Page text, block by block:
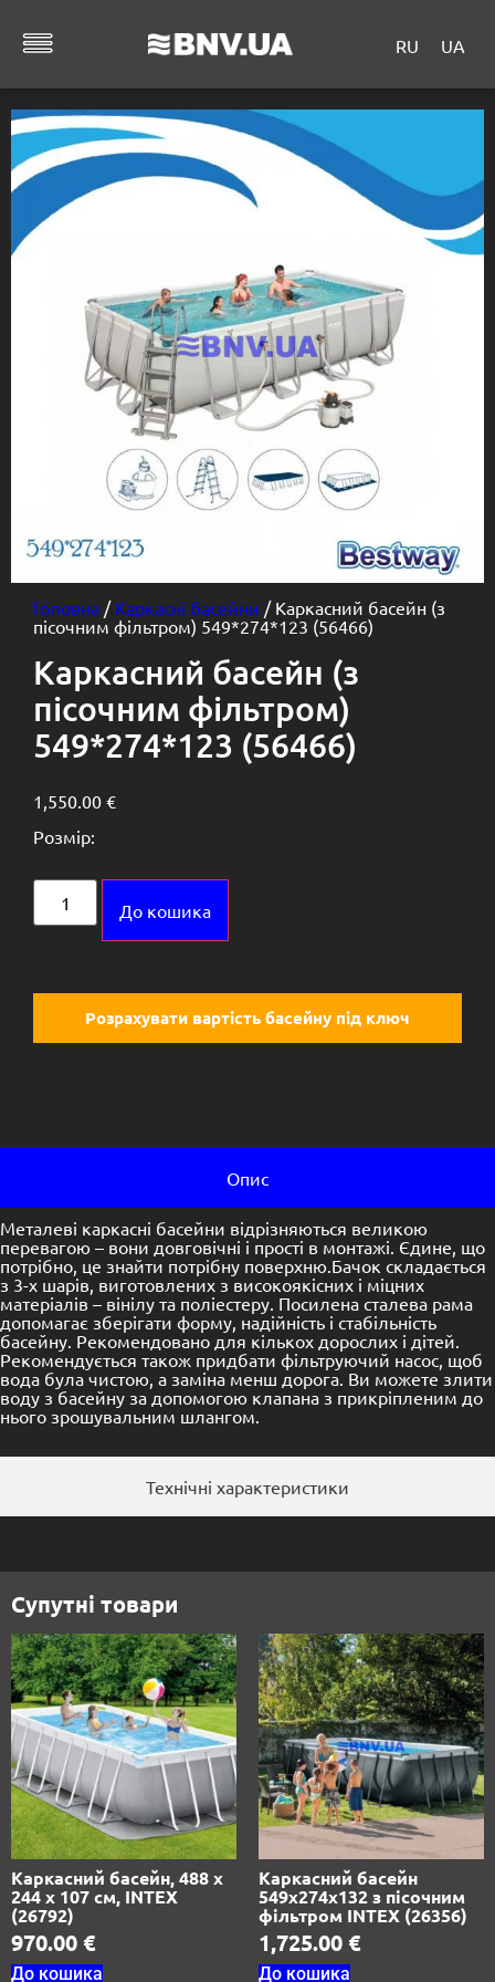
RU UA
Головна / Каркасні басейни / Каркасний басейн (з
пісочним фільтром) 549*274*123 (56466)
Каркасний басейн (з
пісочним фільтром)
549*274*123 (56466)
1,550.00 €
Розмір:
До кошика
Розрахувати вартість басейну під ключ
Опис
Технічні характеристики
Металеві каркасні басейни відрізняються великою
перевагою – вони довговічні і прості в монтажі. Єдине, що
потрібно, це знайти потрібну поверхню.Бачок складається
з 3-х шарів, виготовлених з високоякісних і міцних
матеріалів – вінілу та поліестеру. Посилена сталева рама
допомагає зберігати форму, надійність і стабільність
басейну. Рекомендовано для кількох дорослих і дітей.
Рекомендується також придбати фільтруючий насос, щоб
вода була чистою, а заміна менш дорога. Ви можете злити
воду з басейну за допомогою клапана з прикріпленим до
нього зрошувальним шлангом.
Супутні товари
Каркасний басейн, 488 х
244 х 107 см, INTEX
(26792)
970.00 €
До кошика
Каркасний басейн
549х274х132 з пісочним
фільтром INTEX (26356)
1,725.00 €
До кошика